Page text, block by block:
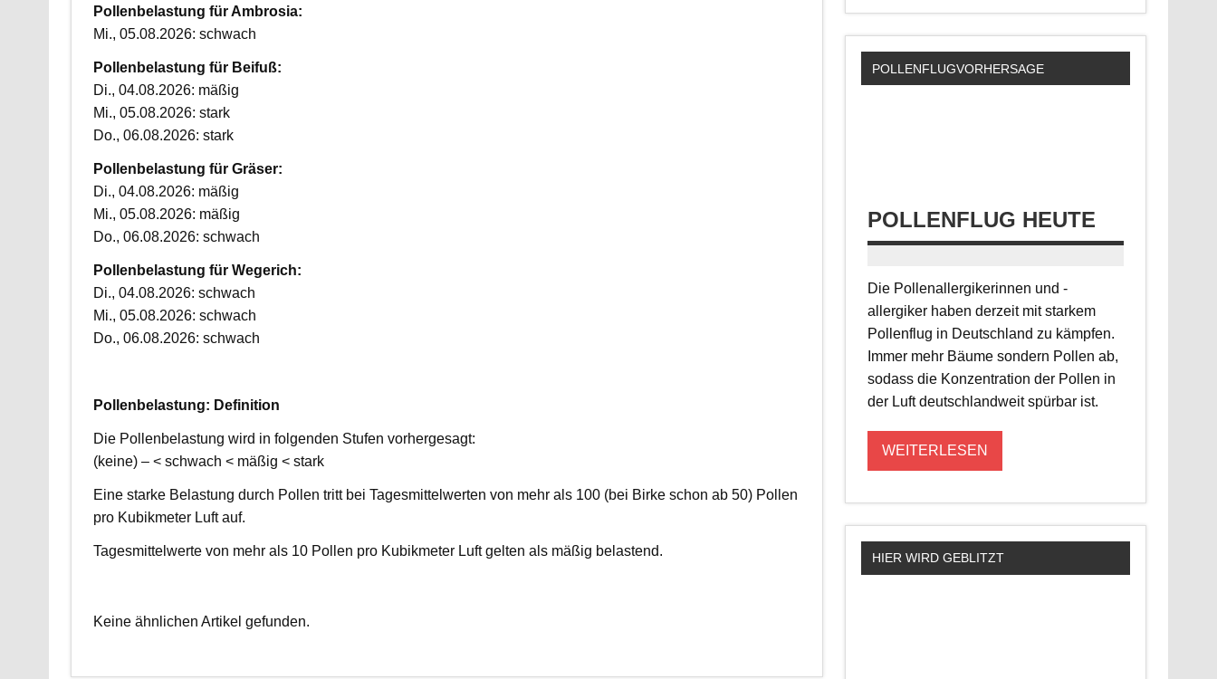
Pollenbelastung für Ambrosia:
Mi., 05.08.2026: schwach
Pollenbelastung für Beifuß:
Di., 04.08.2026: mäßig
Mi., 05.08.2026: stark
Do., 06.08.2026: stark
Pollenbelastung für Gräser:
Di., 04.08.2026: mäßig
Mi., 05.08.2026: mäßig
Do., 06.08.2026: schwach
Pollenbelastung für Wegerich:
Di., 04.08.2026: schwach
Mi., 05.08.2026: schwach
Do., 06.08.2026: schwach
Pollenbelastung: Definition
Die Pollenbelastung wird in folgenden Stufen vorhergesagt:
(keine) – < schwach < mäßig < stark
Eine starke Belastung durch Pollen tritt bei Tagesmittelwerten von mehr als 100 (bei Birke schon ab 50) Pollen
pro Kubikmeter Luft auf.
Tagesmittelwerte von mehr als 10 Pollen pro Kubikmeter Luft gelten als mäßig belastend.
Keine ähnlichen Artikel gefunden.
die
Lautstärke
POLLENFLUGVORHERSAGE
POLLENFLUG HEUTE
Die Pollenallergikerinnen und -
allergiker haben derzeit mit starkem
Pollenflug in Deutschland zu kämpfen.
Immer mehr Bäume sondern Pollen ab,
sodass die Konzentration der Pollen in
der Luft deutschlandweit spürbar ist.
WEITERLESEN
HIER WIRD GEBLITZT